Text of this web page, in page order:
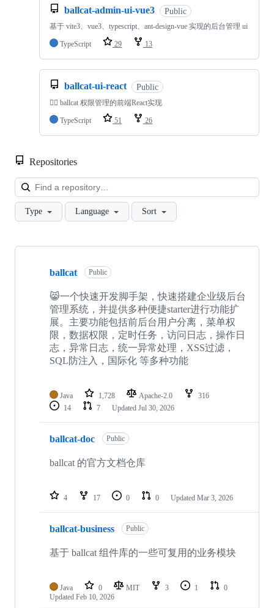
ballcat-admin-ui-vue3 Public
基于 vite3、vue3、typescript、ant-design-vue 实现的后台管理 ui
TypeScript 29 13
ballcat-ui-react Public
🐱‍🏍 ballcat 权限管理的前端React实现
TypeScript 51 26
Repositories
Type Language Sort
Showing
repositories
ballcat Public
😸一个快速开发脚手架，快速搭建企业级后台
管理系统，并提供多种便捷starter进行功能扩
展。主要功能包括前后台用户分离，菜单权
限，数据权限，定时任务，访问日志，操作日
志，异常日志，统一异常处理，XSS过滤，
SQL防注入，国际化 等多种功能
Java 1,728 Apache-2.0
316
14
7 Updated Jul 30, 2026
ballcat-doc Public
ballcat 的官方文档仓库
4 17 0 0 Updated Mar 3, 2026
ballcat-business Public
基于 ballcat 组件库的一些可复用的业务模块
Java 0 MIT 3 1
0
Updated Feb 10, 2026